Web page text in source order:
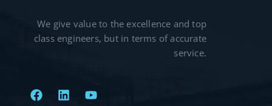
We give value to the excellence and top
class engineers, but in terms of accurate
service.